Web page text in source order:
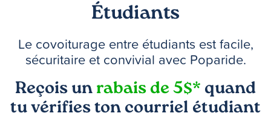
Étudiants
Le covoiturage entre étudiants est facile,
sécuritaire et convivial avec Poparide.
Reçois unrabais de 5$*quand
tu vérifies ton courriel étudiant